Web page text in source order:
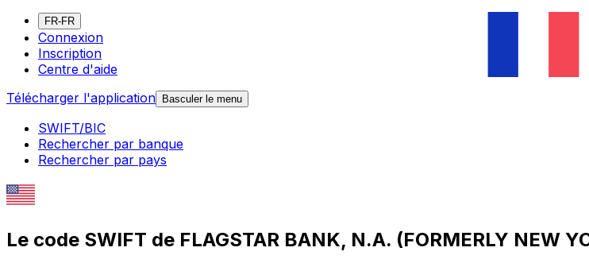
FR-FR
Connexion
Inscription
Centre d'aide
Télécharger l'application Basculer le menu
SWIFT/BIC
Rechercher par banque
Rechercher par pays
Le code SWIFT de FLAGSTAR BANK, N.A. (FORMERLY NEW